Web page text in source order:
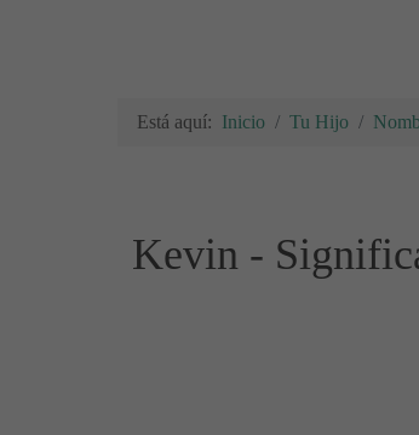
Está aquí: Inicio Tu Hijo
Kevin -